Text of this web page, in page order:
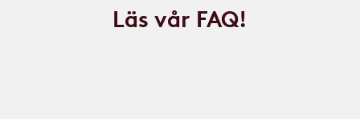
Läs vår FAQ!